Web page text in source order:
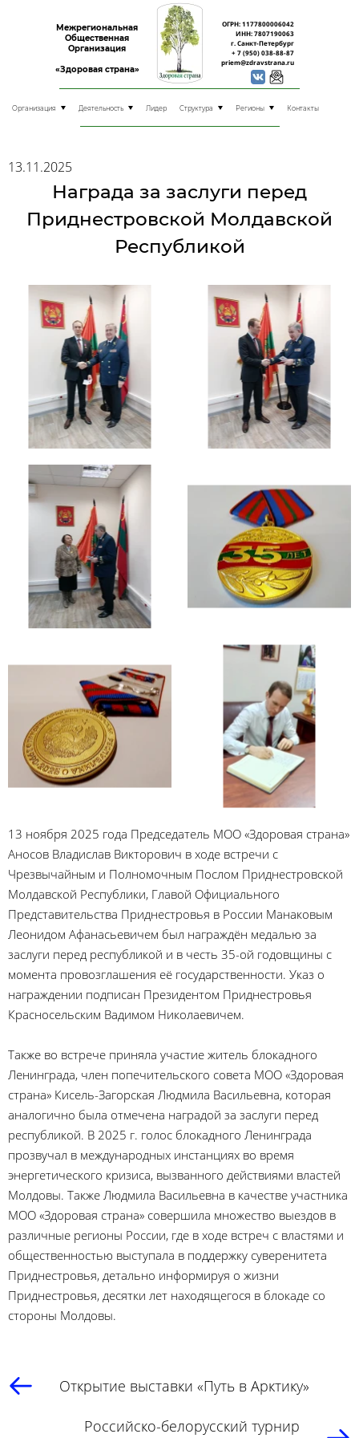
Межрегиональная
Общественная
Организация
«Здоровая страна»
ОГРН: 1177800006042
ИНН: 7807190063
г. Санкт-Петербург
+ 7 (950) 038-88-87
priem@zdravstrana.ru
Организация Деятельность Лидер Структура Регионы Контакты
13.11.2025
Награда за заслуги перед
Приднестровской Молдавской
Республикой
13 ноября 2025 года Председатель МОО «Здоровая страна»
Аносов Владислав Викторович в ходе встречи с
Чрезвычайным и Полномочным Послом Приднестровской
Молдавской Республики, Главой Официального
Представительства Приднестровья в России Манаковым
Леонидом Афанасьевичем был награждён медалью за
заслуги перед республикой и в честь 35-ой годовщины с
момента провозглашения её государственности. Указ о
награждении подписан Президентом Приднестровья
Красносельским Вадимом Николаевичем.
Также во встрече приняла участие житель блокадного
Ленинграда, член попечительского совета МОО «Здоровая
страна» Кисель-Загорская Людмила Васильевна, которая
аналогично была отмечена наградой за заслуги перед
республикой. В 2025 г. голос блокадного Ленинграда
прозвучал в международных инстанциях во время
энергетического кризиса, вызванного действиями властей
Молдовы. Также Людмила Васильевна в качестве участника
МОО «Здоровая страна» совершила множество выездов в
различные регионы России, где в ходе встреч с властями и
общественностью выступала в поддержку суверенитета
Приднестровья, детально информируя о жизни
Приднестровья, десятки лет находящегося в блокаде со
стороны Молдовы.
Открытие выставки «Путь в Арктику»
Российско-белорусский турнир